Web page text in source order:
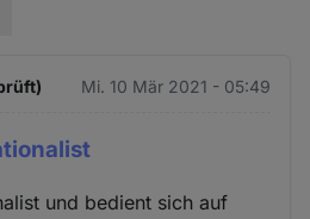
Mi. 10 Mär 2021 - 05:49
und bedient sich auf